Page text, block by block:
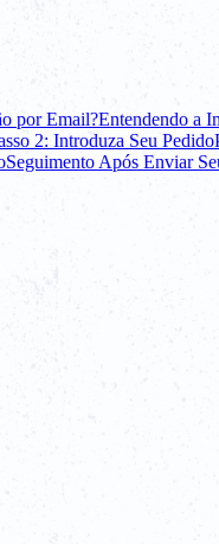
por Email?Entendendo a
2: Introduza Seu Pedido
Seguimento Após Enviar